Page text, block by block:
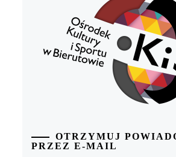
OTRZYMUJ
PRZEZ E-MAIL